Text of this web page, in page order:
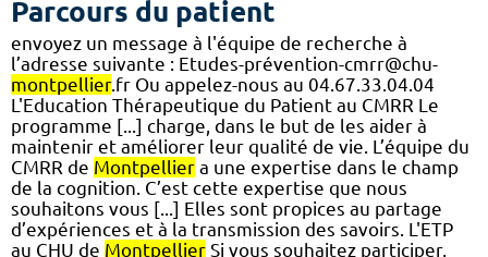
Parcours du patient
envoyez un message à l'équipe de recherche à
l’adresse suivante : Etudes-prévention-cmrr@chu-
montpellier.fr Ou appelez-nous au 04.67.33.04.04
L'Education Thérapeutique du Patient au CMRR Le
programme [...] charge, dans le but de les aider à
maintenir et améliorer leur qualité de vie. L’équipe du
CMRR de Montpellier a une expertise dans le champ
de la cognition. C’est cette expertise que nous
souhaitons vous [...] Elles sont propices au partage
d’expériences et à la transmission des savoirs. L'ETP
au CHU de Montpellier Si vous souhaitez participer,